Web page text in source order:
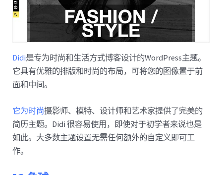
Didi是专为时尚和生活方式博客设计的WordPress主题。
它具有优雅的排版和时尚的布局，可将您的图像置于前
面和中间。
它为时尚摄影师、模特、设计师和艺术家提供了完美的
简历主题。Didi 很容易使用，即使对于初学者来说也是
如此。大多数主题设置无需任何额外的自定义即可工
作。